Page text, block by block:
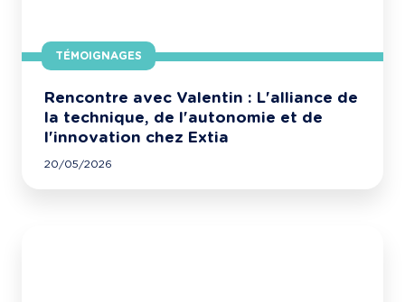
TÉMOIGNAGES
Rencontre avec Valentin : L'alliance de
la technique, de l'autonomie et de
l'innovation chez Extia
20/05/2026